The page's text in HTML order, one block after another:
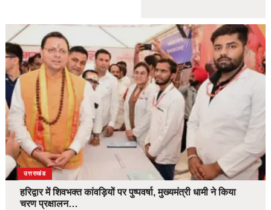
उत्तराखंड
हरिद्वार में शिवभक्त कांवड़ियों पर पुष्पवर्षा, मुख्यमंत्री धामी ने किया
चरण प्रक्षालन…